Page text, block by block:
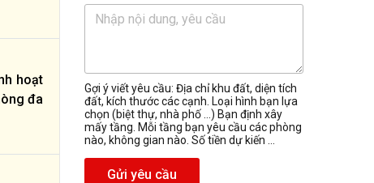
hoạt
đa
Gợi ý viết yêu cầu: Địa chỉ khu đất, diện tích
đất, kích thước các cạnh. Loại hình bạn lựa
chọn (biệt thự, nhà phố …) Bạn định xây
mấy tầng. Mỗi tầng bạn yêu cầu các phòng
nào, không gian nào. Số tiền dự kiến ...
Gửi yêu cầu